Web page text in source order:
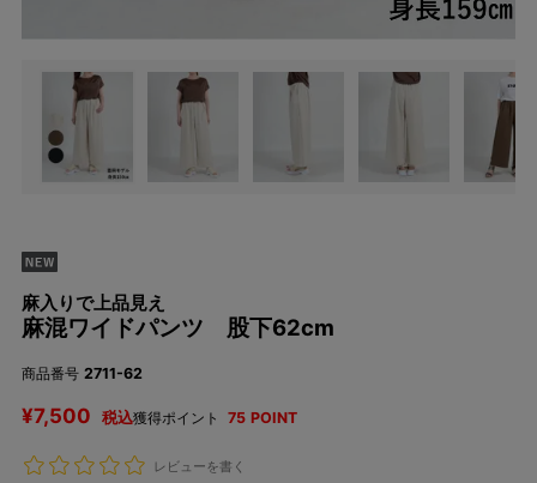
麻入りで上品見え
麻混ワイドパンツ 股下62cm
商品番号 2711-62
¥7,500 税込獲得ポイント 75 POINT
レビューを書く